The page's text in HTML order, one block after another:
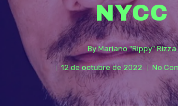
NYCC
By Mariano "Rippy" Rizza
12 de octubre de 2022 No